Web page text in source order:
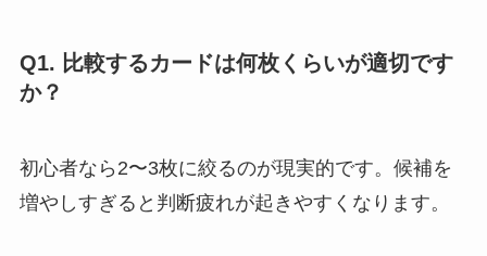
Q1. 比較するカードは何枚くらいが適切です
か？
初心者なら2〜3枚に絞るのが現実的です。候補を
増やしすぎると判断疲れが起きやすくなります。